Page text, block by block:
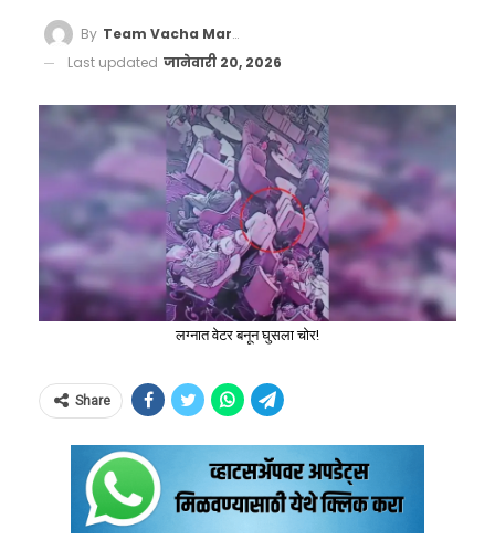
By Team Vacha Marathi
Last updated जानेवारी 20, 2026
लग्नात वेटर बनून घुसला चोर!
Share